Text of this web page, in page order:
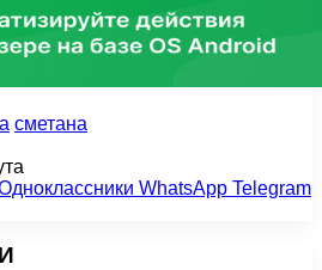
сметана
WhatsApp Telegram